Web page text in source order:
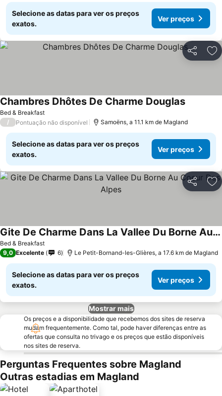
Selecione as datas para ver os preços
exatos.
Ver preços
Partilhar
Bed & Breakfast
Chambres Dhôtes De Charme Douglas
/ Pontuação não disponível Samoëns, a 11.1 km de Magland
Selecione as datas para ver os preços
exatos.
Ver preços
Partilhar
Bed & Breakfast
Gite De Charme Dans La Vallee Du Borne Au Coeur Des Alpes
9,0 Excelente 6 Le Petit-Bornand-les-Glières, a 17.6 km de Magland
Selecione as datas para ver os preços
exatos.
Ver preços
Mostrar mais
Os preços e a disponibilidade que recebemos dos sites de reserva
mudam frequentemente. Como tal, pode haver diferenças entre as
ofertas que consulta no trivago e os preços que estão disponíveis
nos sites de reserva.
Perguntas Frequentes sobre Magland
Outras estadias em Magland